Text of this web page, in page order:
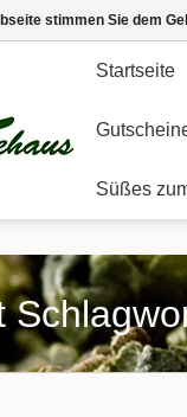
Startseite
Süßes
stimmen Sie dem